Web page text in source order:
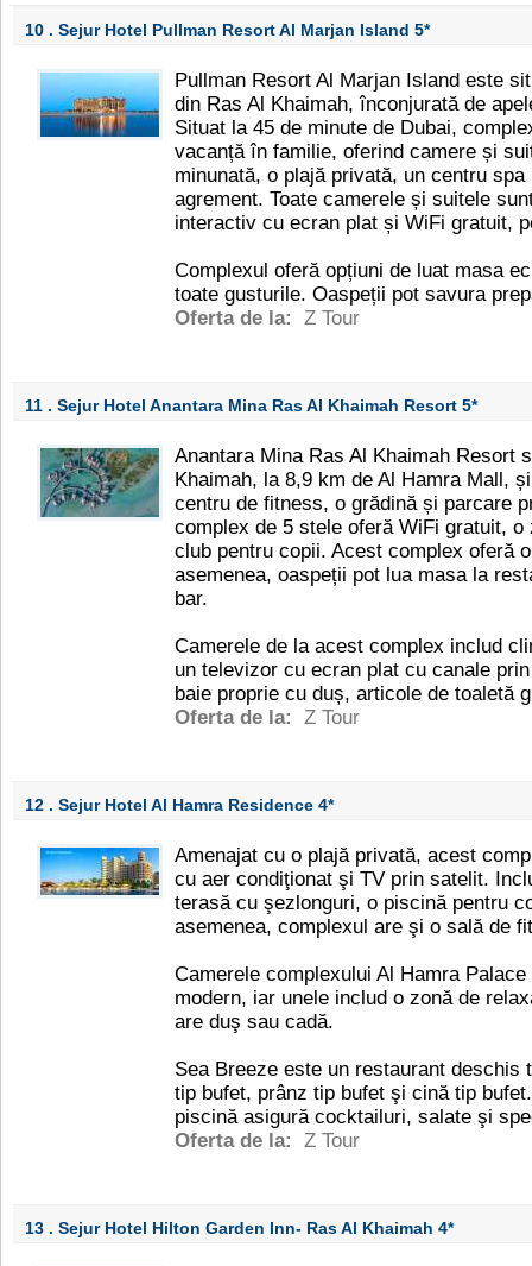
10 . Sejur Hotel Pullman Resort Al Marjan Island 5*
Pullman Resort Al Marjan Island este
din Ras Al Khaimah, înconjurată de
Situat la 45 de minute de Dubai,
vacanță în familie, oferind camere și
minunată, o plajă privată, un centru
agrement. Toate camerele și suitele
interactiv cu ecran plat și WiFi gratuit,
Complexul oferă opțiuni de luat masa
toate gusturile. Oaspeții pot savura
Oferta de la:
Z Tour
11 . Sejur Hotel Anantara Mina Ras Al Khaimah Resort 5*
Anantara Mina Ras Al Khaimah Resort
Khaimah, la 8,9 km de Al Hamra Mall,
centru de fitness, o grădină și parcare
complex de 5 stele oferă WiFi gratuit,
club pentru copii. Acest complex oferă
asemenea, oaspeții pot lua masa la
bar.
Camerele de la acest complex includ
un televizor cu ecran plat cu canale
baie proprie cu duș, articole de toaletă
Oferta de la:
Z Tour
12 . Sejur Hotel Al Hamra Residence 4*
Amenajat cu o plajă privată, acest
cu aer condiţionat şi TV prin satelit.
terasă cu şezlonguri, o piscină pentru
asemenea, complexul are şi o sală de
Camerele complexului Al Hamra
modern, iar unele includ o zonă de
are duş sau cadă.
Sea Breeze este un restaurant deschis
tip bufet, prânz tip bufet şi cină tip
piscină asigură cocktailuri, salate şi
Oferta de la:
Z Tour
13 . Sejur Hotel Hilton Garden Inn- Ras Al Khaimah 4*